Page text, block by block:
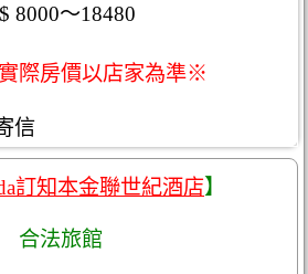
8000～18480
際房價以店家為準※
信
訂知本金聯世紀酒店】
合法旅館